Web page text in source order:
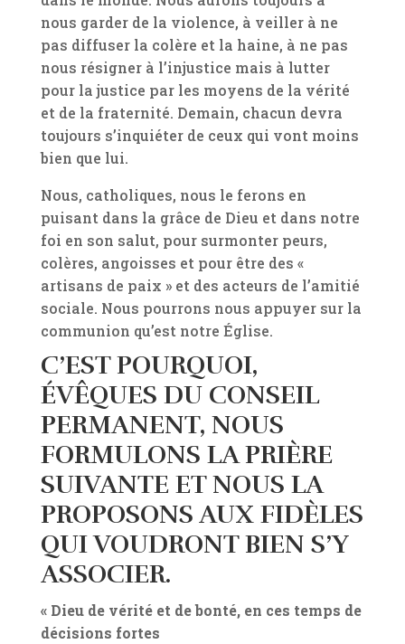
nous garder de la violence, à veiller à ne
pas diffuser la colère et la haine, à ne pas
nous résigner à l’injustice mais à lutter
pour la justice par les moyens de la vérité
et de la fraternité. Demain, chacun devra
toujours s’inquiéter de ceux qui vont moins
bien que lui.
Nous, catholiques, nous le ferons en
puisant dans la grâce de Dieu et dans notre
foi en son salut, pour surmonter peurs,
colères, angoisses et pour être des «
artisans de paix » et des acteurs de l’amitié
sociale. Nous pourrons nous appuyer sur la
communion qu’est notre Église.
C’EST POURQUOI,
ÉVÊQUES DU CONSEIL
PERMANENT, NOUS
FORMULONS LA PRIÈRE
SUIVANTE ET NOUS LA
PROPOSONS AUX FIDÈLES
QUI VOUDRONT BIEN S’Y
ASSOCIER.
« Dieu de vérité et de bonté, en ces temps de
décisions fortes